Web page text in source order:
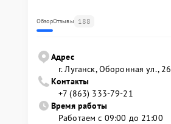
ОбзорОтзывы 188
Адрес
г. Луганск, Оборонная ул., 26
Контакты
+7 (863) 333-79-21
Время работы
Работаем с 09:00 до 21:00